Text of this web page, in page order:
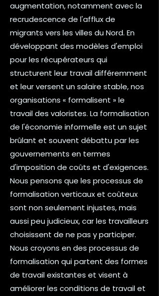
augmentation, notamment avec la
recrudescence de l'afflux de
migrants vers les villes du Nord. En
développant des modèles d'emploi
pour les récupérateurs qui
structurent leur travail différemment
et leur versent un salaire stable, nos
organisations « formalisent » le
travail des valoristes. La formalisation
de l'économie informelle est un sujet
brûlant et souvent débattu par les
gouvernements en termes
d'imposition de coûts et d'exigences.
Nous pensons que les processus de
formalisation verticaux et coûteux
sont non seulement injustes, mais
aussi peu judicieux, car les travailleurs
choisissent de ne pas y participer.
Nous croyons en des processus de
formalisation qui partent des formes
de travail existantes et visent à
améliorer les conditions de travail et